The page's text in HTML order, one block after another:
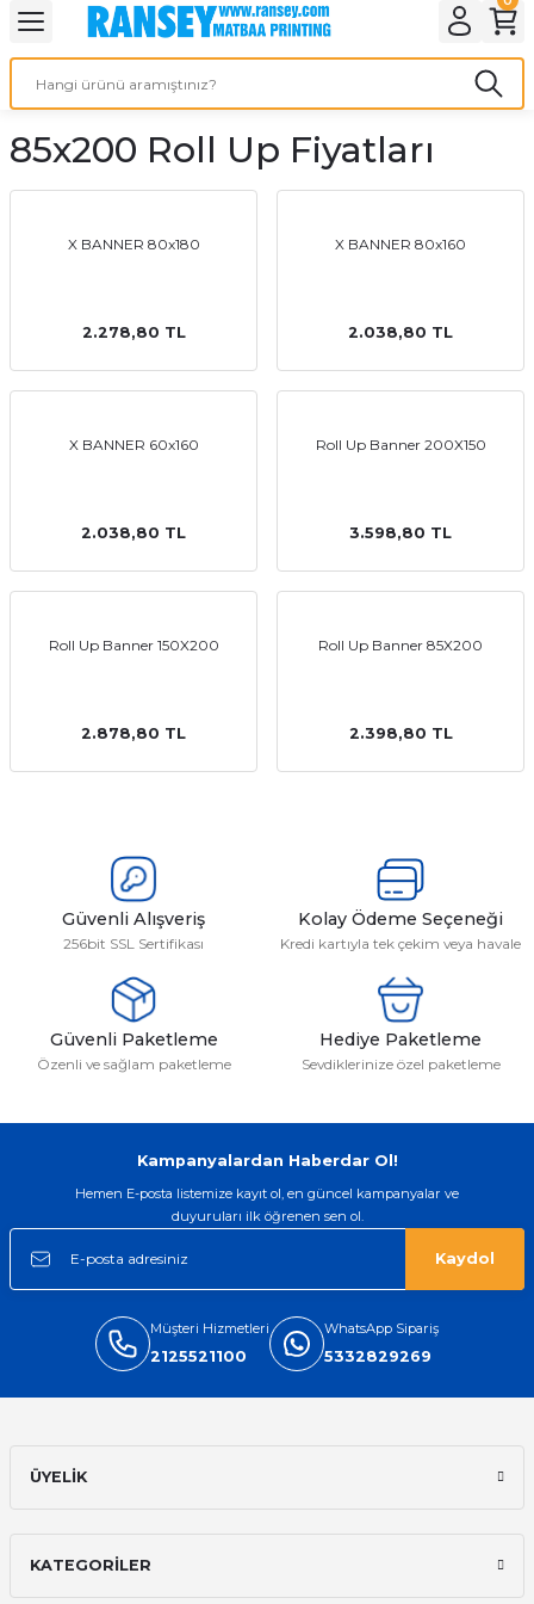
Geri Dön
Geri Dön
Kağıdı
Geri Dön
Geri Dön
Ürünleri
Geri Dön
Geri Dön
Geri Dön
85x200 Roll Up Fiyatları
X BANNER 80x180
2.278,80 TL
X BANNER 80x160
2.038,80 TL
X BANNER 60x160
2.038,80 TL
Roll Up Banner 200X150
3.598,80 TL
Roll Up Banner 150X200
2.878,80 TL
Roll Up Banner 85X200
2.398,80 TL
Güvenli Alışveriş
256bit SSL Sertifikası
Kolay Ödeme Seçeneği
Kredi kartıyla tek çekim veya havale
Güvenli Paketleme
Özenli ve sağlam paketleme
Hediye Paketleme
Sevdiklerinize özel paketleme
Kampanyalardan Haberdar Ol!
Hemen E-posta listemize kayıt ol, en güncel kampanyalar ve
duyuruları ilk öğrenen sen ol.
Kaydol
Müşteri Hizmetleri
2125521100
WhatsApp Sipariş
5332829269
ÜYELİK
KATEGORİLER